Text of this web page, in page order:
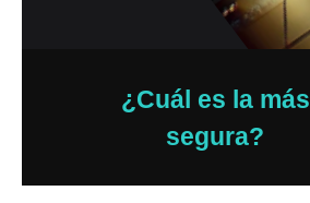
¿Cuál es la más
segura?